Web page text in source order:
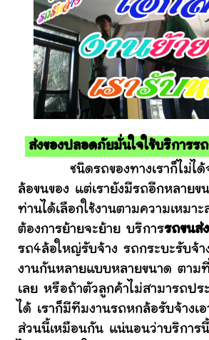
ส่งของปลอดภัยมั่นใจใช้บริการร
ชนิดรถของทางเราก็ไม่ได้จ
ล้อขนของ แต่เรายังมีรถอีกหลายข
ท่านได้เลือกใช้งานตามความเหมา
ต้องการย้ายจะย้าย บริการรถขนส่
รถ4ล้อใหญ่รับจ้าง รถกระบะรับจ้า
งานกันหลายแบบหลายขนาด ตาม
เลย หรือถ้าตัวลูกค้าไม่สามารถปร
ได้ เราก็มีทีมงานรถหกล้อรับจ้างเอ
ส่วนนี้เหมือนกัน แน่นอนว่าบริการ